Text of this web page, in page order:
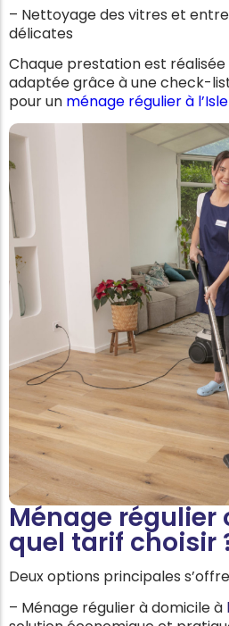
– Nettoyage des vitres et
délicates
Chaque prestation est
adaptée grâce à une check-
pour un ménage régulier à
Ménage régulier
quel tarif choisir
Deux options principales
– Ménage régulier à domicile à